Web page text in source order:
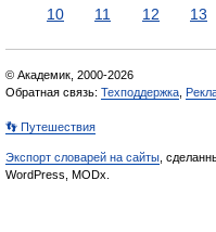
10
11 12 13
© Академик, 2000-2026
Обратная связь: Техподдержка
👣 Путешествия
Экспорт словарей на сайты ,
WordPress, MODx.